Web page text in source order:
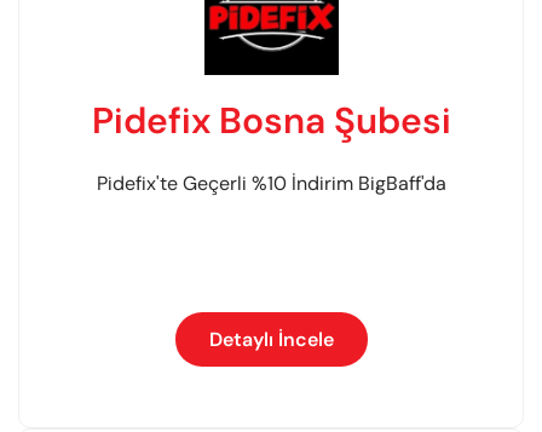
Pidefix Bosna Şubesi
Pidefix'te Geçerli %10 İndirim BigBaff'da
Detaylı İncele